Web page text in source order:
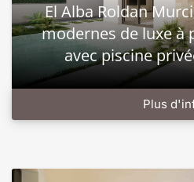
El Alba Roldan
modernes de luxe à
avec piscine
Plus